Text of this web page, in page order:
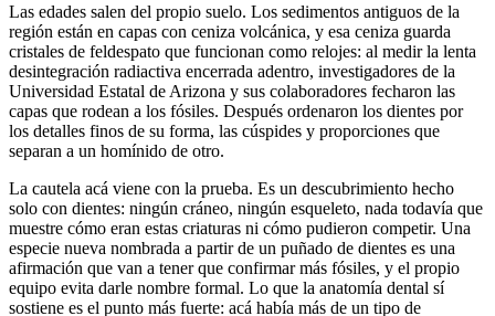
Las edades salen del propio suelo. Los sedimentos antiguos de la
región están en capas con ceniza volcánica, y esa ceniza guarda
cristales de feldespato que funcionan como relojes: al medir la lenta
desintegración radiactiva encerrada adentro, investigadores de la
Universidad Estatal de Arizona y sus colaboradores fecharon las
capas que rodean a los fósiles. Después ordenaron los dientes por
los detalles finos de su forma, las cúspides y proporciones que
separan a un homínido de otro.
La cautela acá viene con la prueba. Es un descubrimiento hecho
solo con dientes: ningún cráneo, ningún esqueleto, nada todavía que
muestre cómo eran estas criaturas ni cómo pudieron competir. Una
especie nueva nombrada a partir de un puñado de dientes es una
afirmación que van a tener que confirmar más fósiles, y el propio
equipo evita darle nombre formal. Lo que la anatomía dental sí
sostiene es el punto más fuerte: acá había más de un tipo de